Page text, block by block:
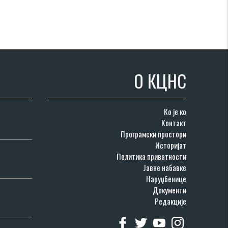
О КЦНС
Ко је ко
Контакт
Програмски простори
Историјат
Политика приватности
Јавне набавке
Наруџбенице
Документи
Редакције